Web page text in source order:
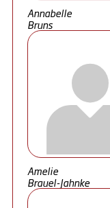
Annabelle
Bruns
Amelie
Brauel-Jahnke